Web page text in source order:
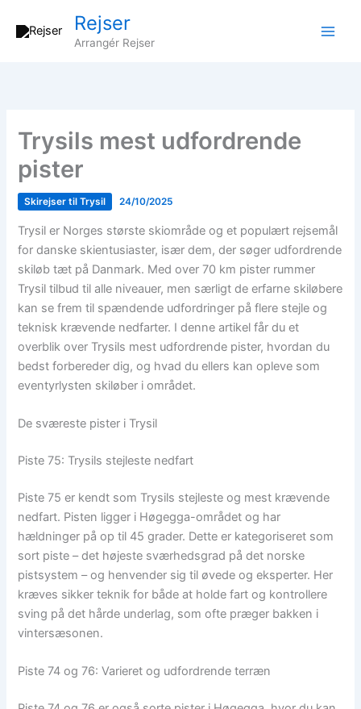
Rejser
Arrangér Rejser
Trysils mest udfordrende
pister
Skirejser til Trysil 24/10/2025
Trysil er Norges største skiområde og et populært rejsemål
for danske skientusiaster, især dem, der søger udfordrende
skiløb tæt på Danmark. Med over 70 km pister rummer
Trysil tilbud til alle niveauer, men særligt de erfarne skiløbere
kan se frem til spændende udfordringer på flere stejle og
teknisk krævende nedfarter. I denne artikel får du et
overblik over Trysils mest udfordrende pister, hvordan du
bedst forbereder dig, og hvad du ellers kan opleve som
eventyrlysten skiløber i området.
De sværeste pister i Trysil
Piste 75: Trysils stejleste nedfart
Piste 75 er kendt som Trysils stejleste og mest krævende
nedfart. Pisten ligger i Høgegga-området og har
hældninger på op til 45 grader. Dette er kategoriseret som
sort piste – det højeste sværhedsgrad på det norske
pistsystem – og henvender sig til øvede og eksperter. Her
kræves sikker teknik for både at holde fart og kontrollere
sving på det hårde underlag, som ofte præger bakken i
vintersæsonen.
Piste 74 og 76: Varieret og udfordrende terræn